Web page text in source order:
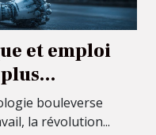
et emploi
bouleverse
la révolution...